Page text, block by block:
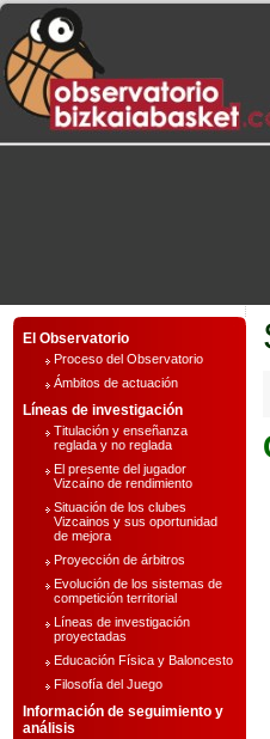
El Observatorio
Proceso del Observatorio
Ámbitos de actuación
Líneas de investigación
Titulación y enseñanza
reglada y no reglada
El presente del jugador
Vizcaíno de rendimiento
Situación de los clubes
Vizcainos y sus oportunidad
de mejora
Proyección de árbitros
Evolución de los sistemas de
competición territorial
Líneas de investigación
proyectadas
Educación Física y Baloncesto
Filosofía del Juego
Información de seguimiento y
análisis